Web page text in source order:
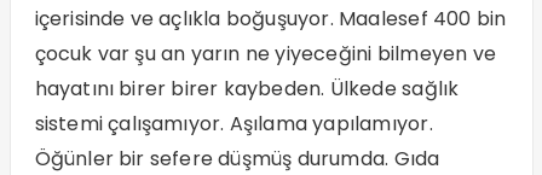
içerisinde ve açlıkla boğuşuyor. Maalesef 400 bin
çocuk var şu an yarın ne yiyeceğini bilmeyen ve
hayatını birer birer kaybeden. Ülkede sağlık
sistemi çalışamıyor. Aşılama yapılamıyor.
Öğünler bir sefere düşmüş durumda. Gıda